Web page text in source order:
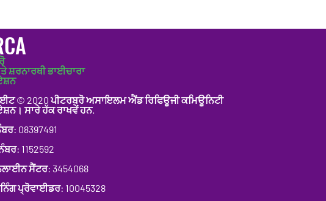
ਸ਼ਰਨਾਰਥੀ ਭਾਈਚਾਰਾ
© 2020 ਪੀਟਰਬਰੋ ਅਸਾਇਲਮ ਐਂਡ ਰਿਫਿਊਜੀ ਕਮਿਊਨਿਟੀ
ਸਾਰੇ ਹੱਕ ਰਾਖਵੇਂ ਹਨ.
08397491
1152592
ਸੈਂਟਰ: 3454068
ਪ੍ਰੋਵਾਈਡਰ: 10045328